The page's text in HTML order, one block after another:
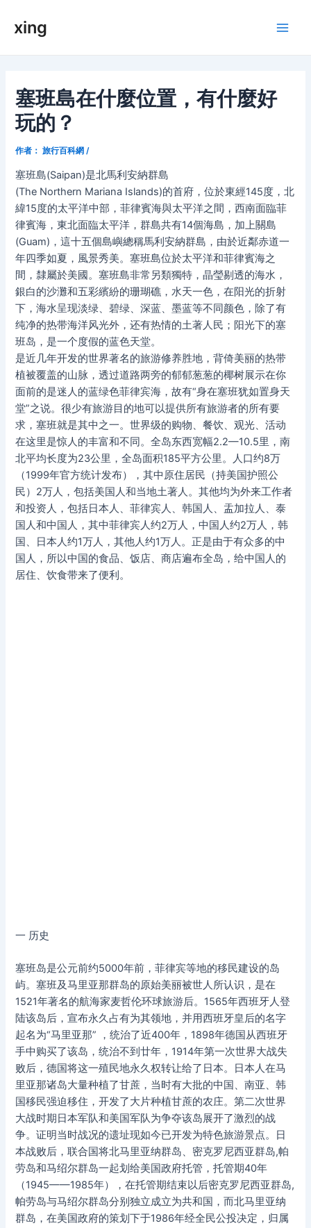
xing
塞班島在什麼位置，有什麼好
玩的？
作者： 旅行百科網 /
塞班島(Saipan)是北馬利安納群島
(The Northern Mariana Islands)的首府，位於東經145度，北
緯15度的太平洋中部，菲律賓海與太平洋之間，西南面臨菲
律賓海，東北面臨太平洋，群島共有14個海島，加上關島
(Guam)，這十五個島嶼總稱馬利安納群島，由於近鄰赤道一
年四季如夏，風景秀美。塞班島位於太平洋和菲律賓海之
間，隸屬於美國。塞班島非常另類獨特，晶瑩剔透的海水，
銀白的沙灘和五彩繽紛的珊瑚礁，水天一色，在阳光的折射
下，海水呈现淡绿、碧绿、深蓝、墨蓝等不同颜色，除了有
纯净的热带海洋风光外，还有热情的土著人民；阳光下的塞
班岛，是一个度假的蓝色天堂。
是近几年开发的世界著名的旅游修养胜地，背倚美丽的热带
植被覆盖的山脉，透过道路两旁的郁郁葱葱的椰树展示在你
面前的是迷人的蓝绿色菲律宾海，故有“身在塞班犹如置身天
堂”之说。很少有旅游目的地可以提供所有旅游者的所有要
求，塞班就是其中之一。世界级的购物、餐饮、观光、活动
在这里是惊人的丰富和不同。全岛东西宽幅2.2—10.5里，南
北平均长度为23公里，全岛面积185平方公里。人口约8万
（1999年官方统计发布），其中原住居民（持美国护照公
民）2万人，包括美国人和当地土著人。其他均为外来工作者
和投资人，包括日本人、菲律宾人、韩国人、盂加拉人、泰
国人和中国人，其中菲律宾人约2万人，中国人约2万人，韩
国、日本人约1万人，其他人约1万人。正是由于有众多的中
国人，所以中国的食品、饭店、商店遍布全岛，给中国人的
居住、饮食带来了便利。
一 历史
塞班岛是公元前约5000年前，菲律宾等地的移民建设的岛
屿。塞班及马里亚那群岛的原始美丽被世人所认识，是在
1521年著名的航海家麦哲伦环球旅游后。1565年西班牙人登
陆该岛后，宣布永久占有为其领地，并用西班牙皇后的名字
起名为“马里亚那” ，统治了近400年，1898年德国从西班牙
手中购买了该岛，统治不到廿年，1914年第一次世界大战失
败后，德国将这一殖民地永久权转让给了日本。日本人在马
里亚那诸岛大量种植了甘蔗，当时有大批的中国、南亚、韩
国移民强迫移住，开发了大片种植甘蔗的农庄。第二次世界
大战时期日本军队和美国军队为争夺该岛展开了激烈的战
争。证明当时战况的遗址现如今已开发为特色旅游景点。日
本战败后，联合国将北马里亚纳群岛、密克罗尼西亚群岛,帕
劳岛和马绍尔群岛一起划给美国政府托管，托管期40年
（1945——1985年），在托管期结束以后密克罗尼西亚群岛,
帕劳岛与马绍尔群岛分别独立成立为共和国，而北马里亚纳
群岛，在美国政府的策划下于1986年经全民公投决定，归属